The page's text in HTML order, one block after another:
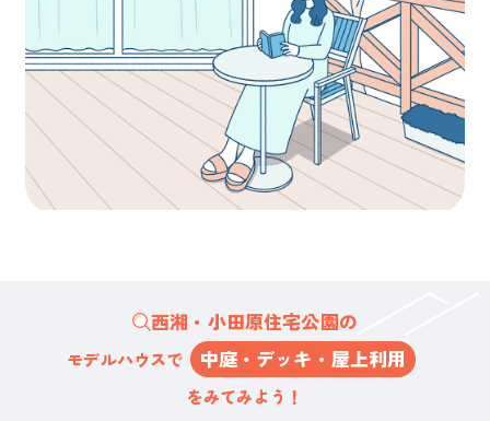
西湘・小田原住宅公園の
モデルハウスで 中庭・デッキ・屋上利用
をみてみよう！